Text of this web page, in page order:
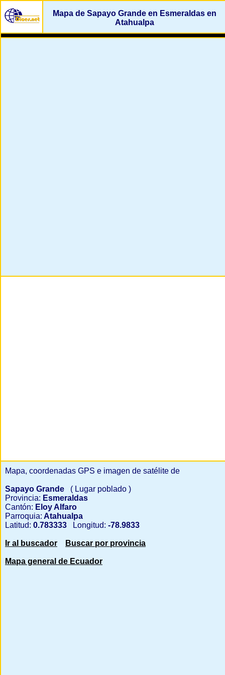
Mapa de Sapayo Grande en Esmeraldas en
Atahualpa
Mapa, coordenadas GPS e imagen de satélite de
Sapayo Grande
( Lugar poblado )
Provincia: Esmeraldas
Cantón: Eloy Alfaro
Parroquia: Atahualpa
Latitud: 0.783333 Longitud: -78.9833
Ir al buscador Buscar por provincia
Mapa general de Ecuador